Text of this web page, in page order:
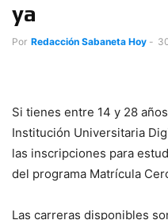
ya
Por Redacción Sabaneta Hoy -
Si tienes entre 14 y 28
Institución Universitaria
las inscripciones para
del programa Matrícula
Las carreras disponibles